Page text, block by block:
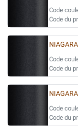
Code
Code du
Code
Code du
Code
Code du